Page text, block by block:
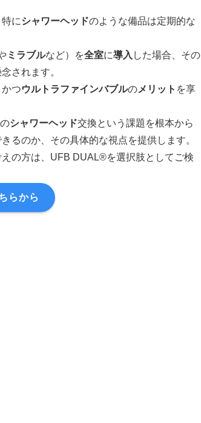
にシャワーヘッドのような備品は定期的な
ミラブルなど）を全室に導入 した場合、その
されます。
つウルトラファインバブルのメリット を享
のシャワーヘッド交換という課題を根本から
るのか、その具体的な視点を提供します。
の方は、UFB DUAL®を選択肢としてご検
らから